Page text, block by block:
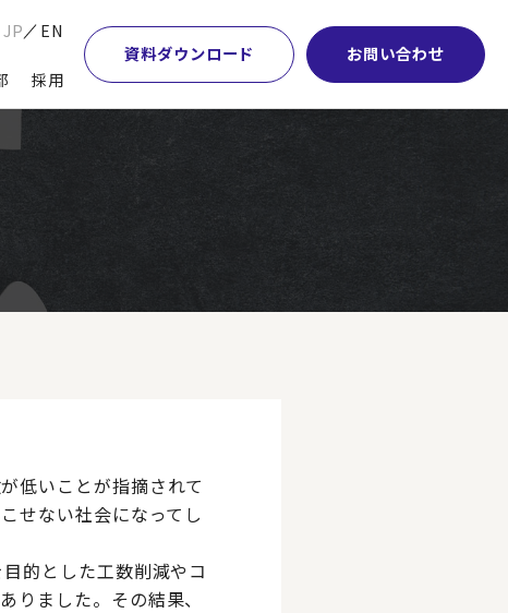
JP EN
採用
資料ダウンロード お問い合わせ
本社・間接業務改革
ビジネスプロセスアウトソーシング
【特集】会計システム刷新
【特集】CFO革新
特集】FP＆Aへの旅
パートナーシップ
低いことが指摘されて
せない社会になってし
的とした工数削減やコ
りました。その結果、